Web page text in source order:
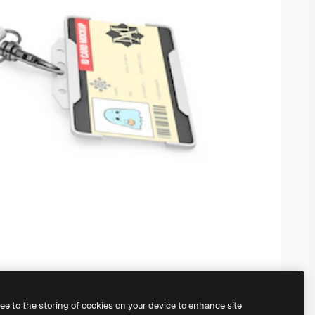
to the storing of cookies on your device to enhance site